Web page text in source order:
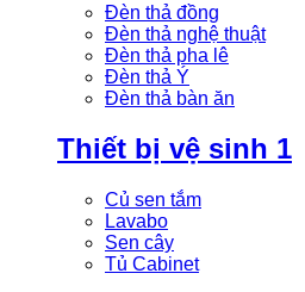
Đèn thả đồng
Đèn thả nghệ thuật
Đèn thả pha lê
Đèn thả Ý
Đèn thả bàn ăn
Thiết bị vệ sinh 1
Củ sen tắm
Lavabo
Sen cây
Tủ Cabinet